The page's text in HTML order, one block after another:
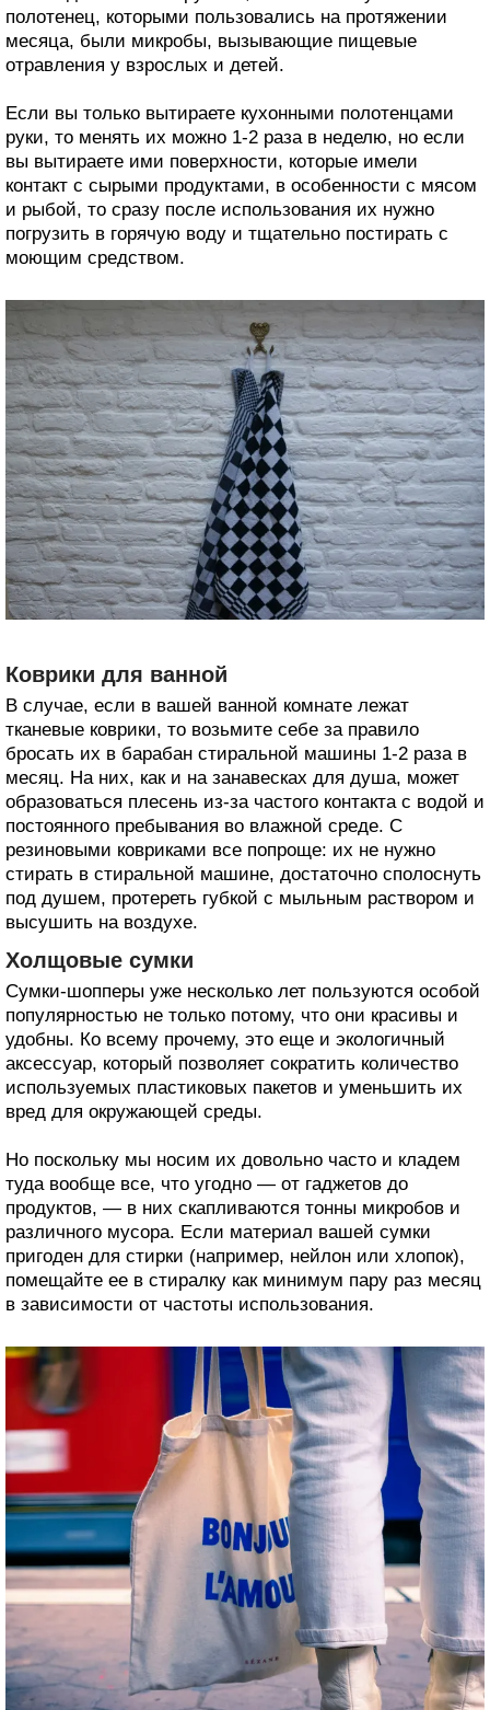
полотенец, которыми пользовались на протяжении
месяца, были микробы, вызывающие пищевые
отравления у взрослых и детей.
Если вы только вытираете кухонными полотенцами
руки, то менять их можно 1-2 раза в неделю, но если
вы вытираете ими поверхности, которые имели
контакт с сырыми продуктами, в особенности с мясом
и рыбой, то сразу после использования их нужно
погрузить в горячую воду и тщательно постирать с
моющим средством.
Коврики для ванной
В случае, если в вашей ванной комнате лежат
тканевые коврики, то возьмите себе за правило
бросать их в барабан стиральной машины 1-2 раза в
месяц. На них, как и на занавесках для душа, может
образоваться плесень из-за частого контакта с водой и
постоянного пребывания во влажной среде. С
резиновыми ковриками все попроще: их не нужно
стирать в стиральной машине, достаточно сполоснуть
под душем, протереть губкой с мыльным раствором и
высушить на воздухе.
Холщовые сумки
Сумки-шопперы уже несколько лет пользуются особой
популярностью не только потому, что они красивы и
удобны. Ко всему прочему, это еще и экологичный
аксессуар, который позволяет сократить количество
используемых пластиковых пакетов и уменьшить их
вред для окружающей среды.
Но поскольку мы носим их довольно часто и кладем
туда вообще все, что угодно — от гаджетов до
продуктов, — в них скапливаются тонны микробов и
различного мусора. Если материал вашей сумки
пригоден для стирки (например, нейлон или хлопок),
помещайте ее в стиралку как минимум пару раз месяц
в зависимости от частоты использования.